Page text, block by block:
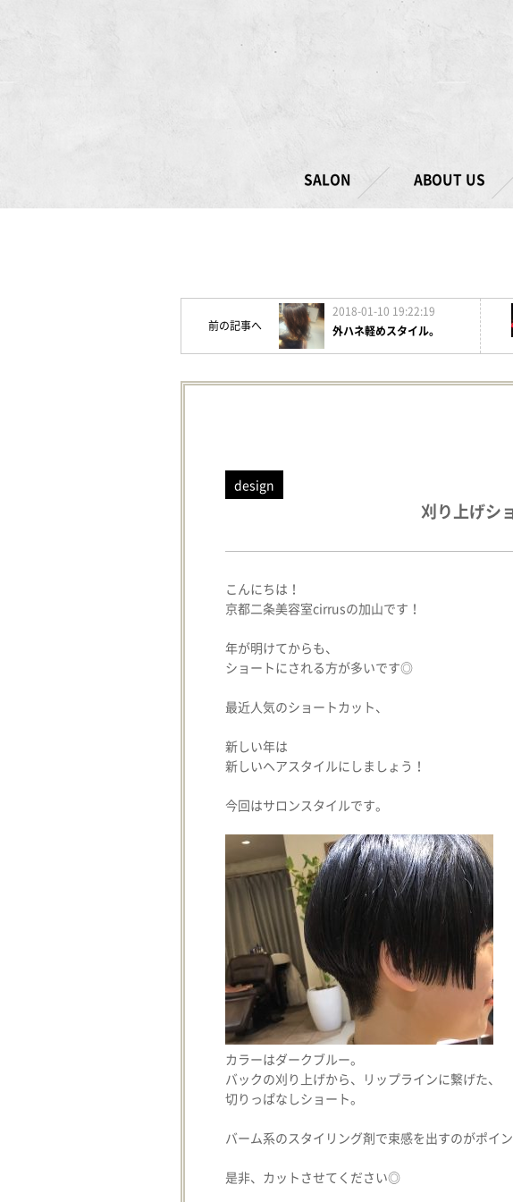
SALON ABOUT US
前の記事へ
2018-01-10 19:22:19
外ハネ軽めスタイル。
design
刈り上げシ
こんにちは！
京都二条美容室cirrusの加山です！
年が明けてからも、
ショートにされる方が多いです◎
最近人気のショートカット、
新しい年は
新しいヘアスタイルにしましょう！
今回はサロンスタイルです。
カラーはダークブルー。
バックの刈り上げから、リップラインに繋げた、
切りっぱなしショート。
バーム系のスタイリング剤で束感を出すのがポイ
是非、カットさせてください◎